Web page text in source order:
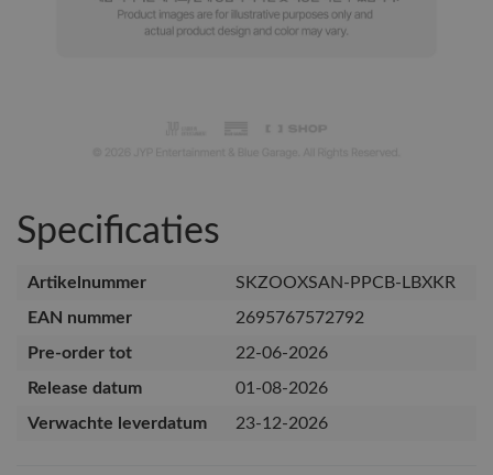
Specificaties
Artikelnummer
SKZOOXSAN-PPCB-LBXKR
EAN nummer
2695767572792
Pre-order tot
22-06-2026
Release datum
01-08-2026
Verwachte leverdatum
23-12-2026